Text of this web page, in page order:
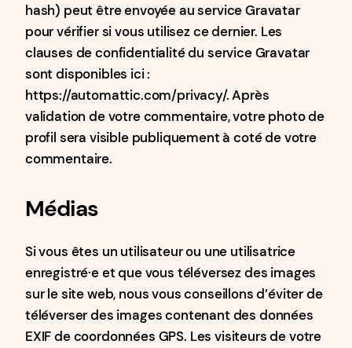
hash) peut être envoyée au service Gravatar
pour vérifier si vous utilisez ce dernier. Les
clauses de confidentialité du service Gravatar
sont disponibles ici :
https://automattic.com/privacy/. Après
validation de votre commentaire, votre photo de
profil sera visible publiquement à coté de votre
commentaire.
Médias
Si vous êtes un utilisateur ou une utilisatrice
enregistré·e et que vous téléversez des images
sur le site web, nous vous conseillons d’éviter de
téléverser des images contenant des données
EXIF de coordonnées GPS. Les visiteurs de votre